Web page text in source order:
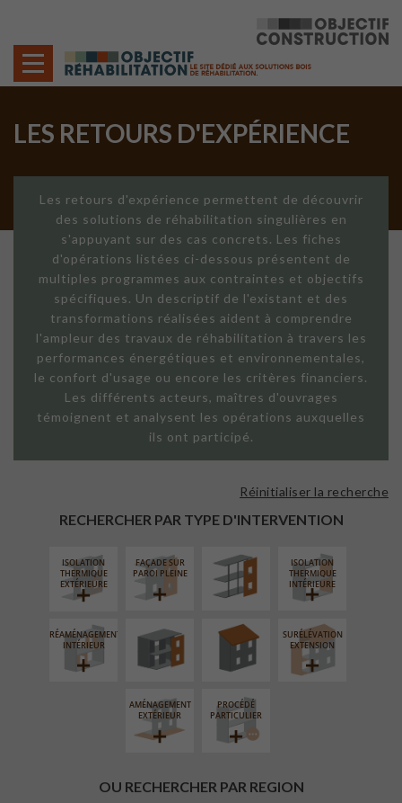
LES RETOURS D'EXPÉRIENCE
Les retours d'expérience permettent de découvrir
des solutions de réhabilitation singulières en
s'appuyant sur des cas concrets. Les fiches
d'opérations listées ci-dessous présentent de
multiples programmes aux contraintes et objectifs
spécifiques. Un descriptif de l'existant et des
transformations réalisées aident à comprendre
l'ampleur des travaux de réhabilitation à travers les
performances énergétiques et environnementales,
le confort d'usage ou encore les critères financiers.
Les différents acteurs, maîtres d'ouvrages
témoignent et analysent les opérations auxquelles
ils ont participé.
RECHERCHER PAR TYPE D'INTERVENTION
Réinitialiser la recherche
ISOLATION
THERMIQUE
EXTÉRIEURE
FAÇADE SUR
PAROI PLEINE
FAÇADE SUR
LINÉAIRE
ISOLATION
THERMIQUE
INTÉRIEURE
RÉAMÉNAGEMENT
INTÉRIEUR
FERMETURE
LOGGIAS
RÉFECTION DES
TOITURES
SURÉLÉVATION
EXTENSION
AMÉNAGEMENT
EXTÉRIEUR
PROCÉDÉ
PARTICULIER
OU RECHERCHER PAR REGION